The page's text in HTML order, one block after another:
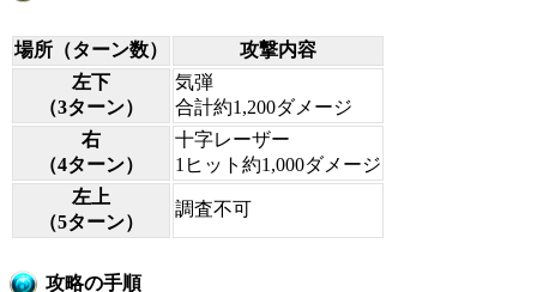
場所（ターン数）
攻撃内容
左下
（3ターン）
気弾
合計約1,200ダメージ
右
（4ターン）
十字レーザー
1ヒット約1,000ダメージ
左上
（5ターン）
調査不可
攻略の手順